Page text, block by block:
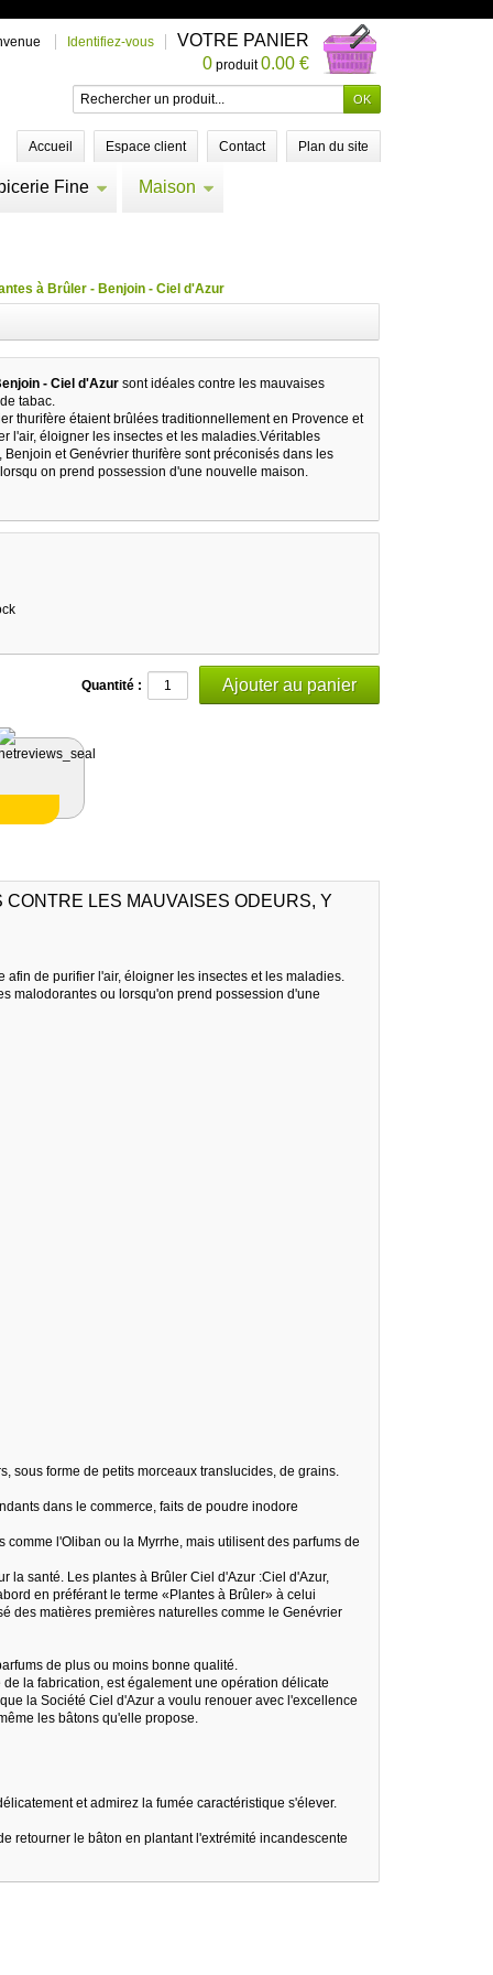
Identifiez-vous
VOTRE PANIER
0 produit0.00 €
Accueil Espace client Contact Plan du site
Fine Maison
à Brûler - Benjoin - Ciel d'Azur
- Ciel d'Azur sont idéales contre les mauvaises
tabac.
thurifère étaient brûlées traditionnellement en Provence et
l'air, éloigner les insectes et les maladies.Véritables
et Genévrier thurifère sont préconisés dans les
on prend possession d'une nouvelle maison.
Quantité :
CONTRE LES MAUVAISES ODEURS, Y
de purifier l'air, éloigner les insectes et les maladies.
malodorantes ou lorsqu'on prend possession d'une
sous forme de petits morceaux translucides, de grains.
dans le commerce, faits de poudre inodore
l'Oliban ou la Myrrhe, mais utilisent des parfums de
la santé. Les plantes à Brûler Ciel d'Azur :Ciel d'Azur,
en préférant le terme «Plantes à Brûler» à celui
des matières premières naturelles comme le Genévrier
de plus ou moins bonne qualité.
la fabrication, est également une opération délicate
la Société Ciel d'Azur a voulu renouer avec l'excellence
les bâtons qu'elle propose.
et admirez la fumée caractéristique s'élever.
retourner le bâton en plantant l'extrémité incandescente